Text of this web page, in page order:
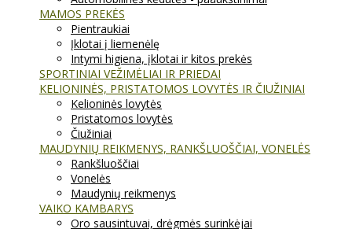
MAMOS PREKĖS
Pientraukiai
Įklotai į liemenėlę
Intymi higiena, įklotai ir kitos prekės
SPORTINIAI VEŽIMĖLIAI IR PRIEDAI
KELIONINĖS, PRISTATOMOS LOVYTĖS IR ČIUŽINIAI
Kelioninės lovytės
Pristatomos lovytės
Čiužiniai
MAUDYNIŲ REIKMENYS, RANKŠLUOŠČIAI, VONELĖS
Rankšluoščiai
Vonelės
Maudynių reikmenys
VAIKO KAMBARYS
Oro sausintuvai, drėgmės surinkėjai